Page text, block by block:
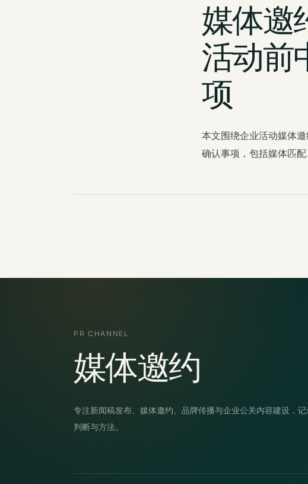
媒体邀
活动前
项
本文围绕企业活动媒体
确认事项，包括媒体匹
PR CHANNEL
媒体邀约
专注新闻稿发布、媒体邀约、品牌传播与企业公关内容建设，记
判断与方法。